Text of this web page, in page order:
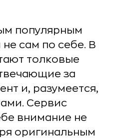
популярным
сам по себе. В
толковые
за
и, разумеется,
Сервис
внимание не
оригинальным